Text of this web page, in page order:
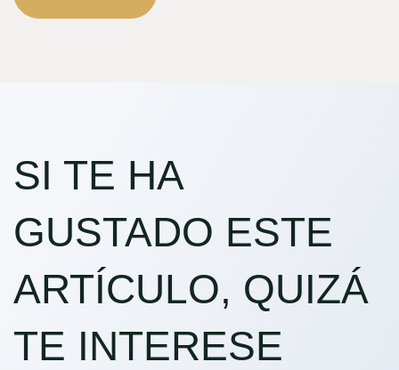
SI TE HA
GUSTADO ESTE
ARTÍCULO, QUIZÁ
TE INTERESE